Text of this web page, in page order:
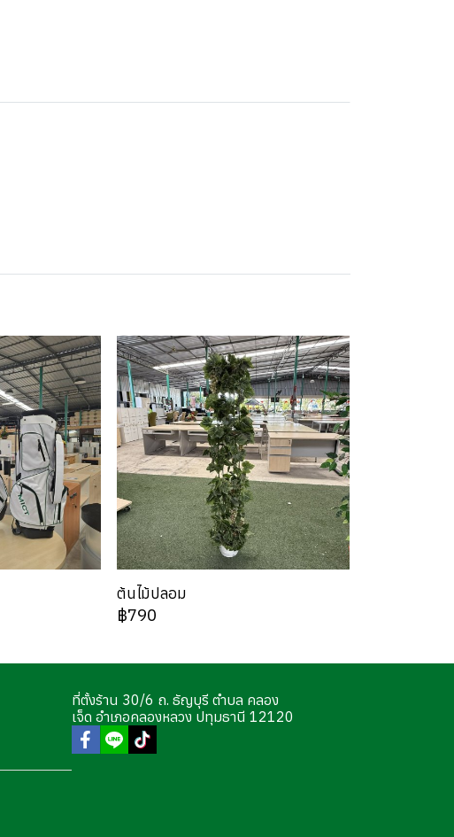
ต้นไม้ปลอม
฿790
ที่ตั้งร้าน 30/6 ถ. ธัญบุรี ตำบล คลอง
เจ็ด อำเภอคลองหลวง ปทุมธานี 12120